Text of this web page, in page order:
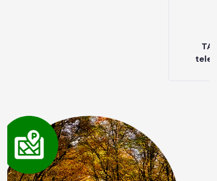
TAMBIÉN SE PUEDO CONTACTAR
telefónicamente en el 945 42 07